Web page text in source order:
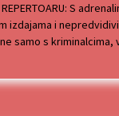
NIŠ BIOSKOP
S
izdajama i
samo s kriminalcima,